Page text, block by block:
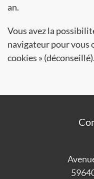
an.
Vous avez la
navigateur pour vous
cookies » (déconseillé).